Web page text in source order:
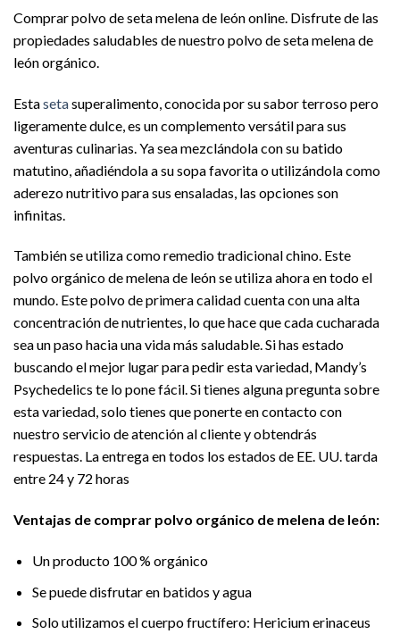
Comprar polvo de seta melena de león online. Disfrute de las
propiedades saludables de nuestro polvo de seta melena de
león orgánico.
Estasetasuperalimento, conocida por su sabor terroso pero
ligeramente dulce, es un complemento versátil para sus
aventuras culinarias. Ya sea mezclándola con su batido
matutino, añadiéndola a su sopa favorita o utilizándola como
aderezo nutritivo para sus ensaladas, las opciones son
infinitas.
También se utiliza como remedio tradicional chino. Este
polvo orgánico de melena de león se utiliza ahora en todo el
mundo. Este polvo de primera calidad cuenta con una alta
concentración de nutrientes, lo que hace que cada cucharada
sea un paso hacia una vida más saludable. Si has estado
buscando el mejor lugar para pedir esta variedad, Mandy’s
Psychedelics te lo pone fácil. Si tienes alguna pregunta sobre
esta variedad, solo tienes que ponerte en contacto con
nuestro servicio de atención al cliente y obtendrás
respuestas. La entrega en todos los estados de EE. UU. tarda
entre 24 y 72 horas
Ventajas de comprar polvo orgánico de melena de león:
Un producto 100 % orgánico
Se puede disfrutar en batidos y agua
Solo utilizamos el cuerpo fructífero: Hericium erinaceus